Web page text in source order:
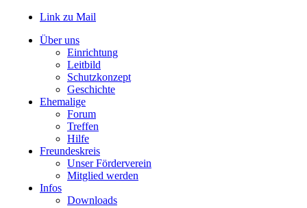
Link zu Mail
Über uns
Einrichtung
Leitbild
Schutzkonzept
Geschichte
Ehemalige
Forum
Treffen
Hilfe
Freundeskreis
Unser Förderverein
Mitglied werden
Infos
Downloads